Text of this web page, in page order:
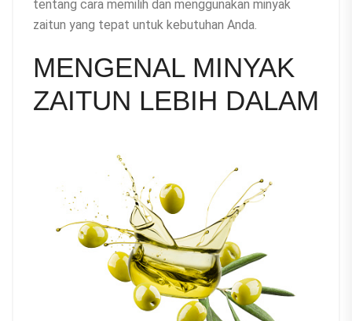
tentang cara memilih dan menggunakan minyak
zaitun yang tepat untuk kebutuhan Anda.
MENGENAL MINYAK
ZAITUN LEBIH DALAM